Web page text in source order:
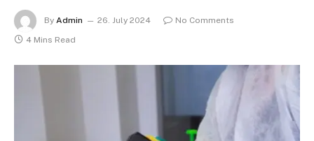
By Admin 26. July 2024
No Comments
4 Mins Read